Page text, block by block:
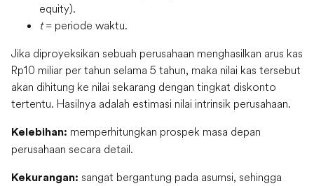
equity).
t= periode waktu.
Jika diproyeksikan sebuah perusahaan menghasilkan arus kas
Rp10 miliar per tahun selama 5 tahun, maka nilai kas tersebut
akan dihitung ke nilai sekarang dengan tingkat diskonto
tertentu. Hasilnya adalah estimasi nilai intrinsik perusahaan.
Kelebihan: memperhitungkan prospek masa depan
perusahaan secara detail.
Kekurangan: sangat bergantung pada asumsi, sehingga